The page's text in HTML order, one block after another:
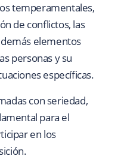
temperamentales,
de conflictos, las
elementos
personas y su
específicas.
con seriedad,
para el
en los